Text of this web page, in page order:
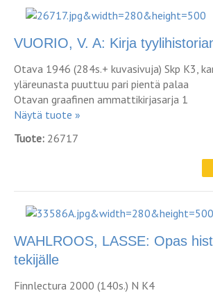
VUORIO, V. A: Kirja
Otava 1946 (284s.+ kuvasivuja) Skp K3,
yläreunasta puuttuu pari pientä palaa
Otavan graafinen ammattikirjasarja 1
Näytä tuote »
Tuote: 26717
WAHLROOS, LASSE: Opas
tekijälle
Finnlectura 2000 (140s.) N K4